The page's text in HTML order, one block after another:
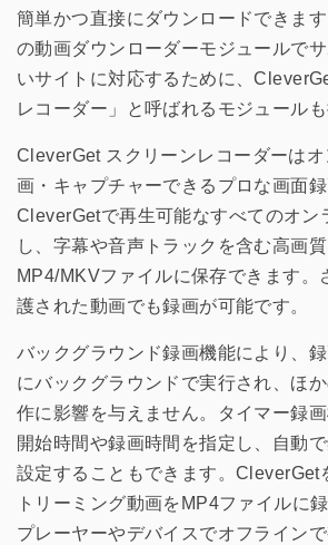
簡単かつ直接にダウンロードできま
の動画ダウンローダーモジュールで
いサイトに対応するために、
レコーダー」と呼ばれるモジュールも
CleverGet スクリーンレコーダーは
画・キャプチャーできるプロな画面録
CleverGetで再生可能なすべてのオン
し、字幕や音声トラックを含む高画
MP4/MKVファイルに保存できます。
護された動画でも録画が可能です。
バックグラウンド録画機能により、
にバックグラウンドで実行され、ほ
作に影響を与えません。タイマー録画
開始時間や録画時間を指定し、自動
設定することもできます。CleverGet
トリーミング動画をMP4ファイルに
プレーヤーやデバイスでオフラインで